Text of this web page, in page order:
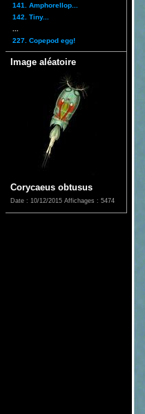
141. Amphorellop...
142. Tiny...
227. Copepod egg!
Image aléatoire
Corycaeus obtusus
Date : 10/12/2015 Affichages : 5474